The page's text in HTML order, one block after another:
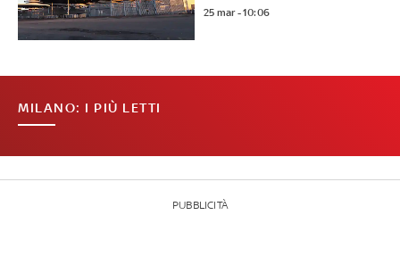
25 mar - 10:06
MILANO: I PIÙ LETTI
PUBBLICITÀ